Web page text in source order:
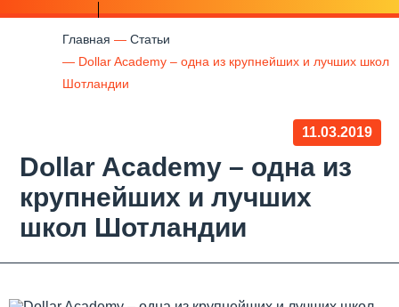
Главная
Статьи
Dollar Academy – одна из крупнейших и лучших школ
Шотландии
Dollar Academy – одна из
крупнейших и лучших
школ Шотландии
11.03.2019